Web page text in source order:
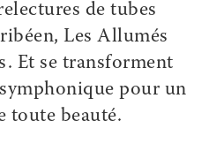
de tubes
Les Allumés
Et se transforment
pour un
toute beauté.